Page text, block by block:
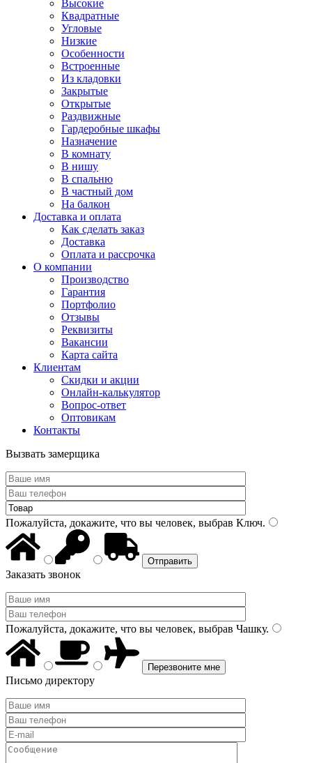
Высокие
Квадратные
Угловые
Низкие
Особенности
Встроенные
Из кладовки
Закрытые
Открытые
Раздвижные
Гардеробные шкафы
Назначение
В комнату
В нишу
В спальню
В частный дом
На балкон
Доставка и оплата
Как сделать заказ
Доставка
Оплата и рассрочка
О компании
Производство
Гарантия
Портфолио
Отзывы
Реквизиты
Вакансии
Карта сайта
Клиентам
Скидки и акции
Онлайн-калькулятор
Вопрос-ответ
Оптовикам
Контакты
Вызвать замерщика
Пожалуйста, докажите, что вы человек, выбрав Ключ.
Заказать звонок
Пожалуйста, докажите, что вы человек, выбрав Чашку.
Письмо директору